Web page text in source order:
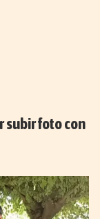
subir foto con